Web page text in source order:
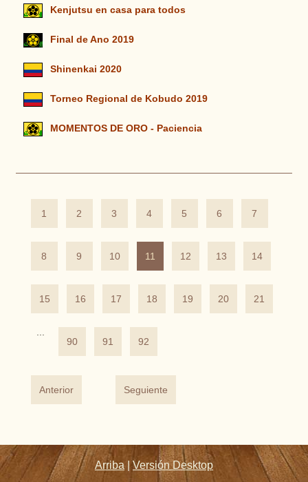
Kenjutsu en casa para todos
Final de Ano 2019
Shinenkai 2020
Torneo Regional de Kobudo 2019
MOMENTOS DE ORO - Paciencia
1 2 3 4 5 6 7
8 9 10 11 12 13 14
15 16 17 18 19 20 21
90
91 92
Anterior Seguiente
Arriba |Versión Desktop